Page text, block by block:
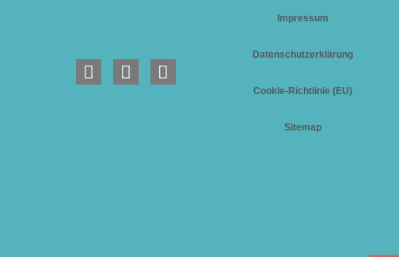
Impressum
Datenschutzerklärung
Cookie-Richtlinie (EU)
Sitemap